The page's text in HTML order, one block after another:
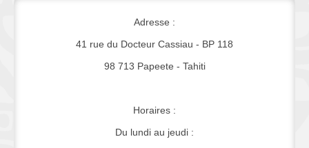
Adresse :
41 rue du Docteur Cassiau - BP 118
98 713 Papeete - Tahiti
Horaires :
Du lundi au jeudi :